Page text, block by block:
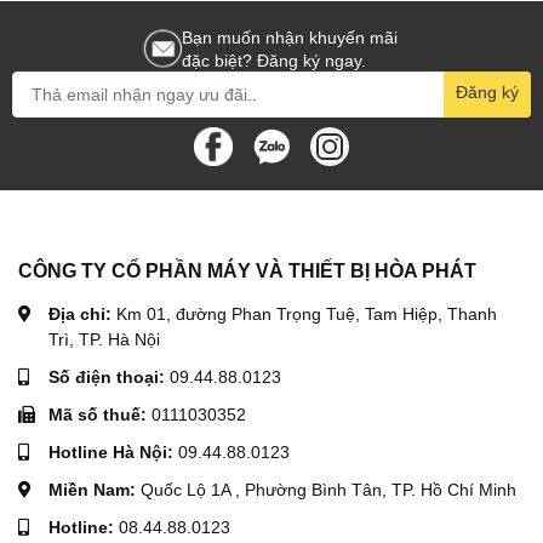
Quy Trình Trộn Bê Tông
Cho cát, đá, xi măng vào thùng theo tỷ lệ thiết kế.
Bật máy, từ từ cho nước vào để hỗn hợp đồng nhất.
Thời gian trộn: 3–5 phút tùy loại bê tông.
Không vận hành máy khi thùng trống để tránh mài mòn lưỡi
Không vượt quá dung tích tối đa 590 Lít.
Luôn đeo găng tay và thiết bị bảo hộ khi vận hành.
5. Hướng Dẫn Bảo Dưỡng Máy Trộn Bê Tông
Vệ sinh thùng trộn:Sau mỗi ca làm việc, rửa sạch thùng
để tránh xi măng bám cứng.
Kiểm tra lưỡi trộn:
Thường xuyên kiểm tra độ mòn, thay
mới khi cần.
Bạn muốn nhận khuyến mãi
đặc biệt? Đăng ký ngay.
Đăng ký
CÔNG TY CỔ PHẦN MÁY VÀ THIẾT BỊ HÒA PHÁT
Địa chỉ: Km 01, đường Phan Trọng Tuệ, Tam Hiệp, Thanh
Trì, TP. Hà Nội
Số điện thoại: 09.44.88.0123
Mã số thuế: 0111030352
Hotline Hà Nội: 09.44.88.0123
Miền Nam: Quốc Lộ 1A , Phường Bình Tân, TP. Hồ Chí Minh
Hotline: 08.44.88.0123